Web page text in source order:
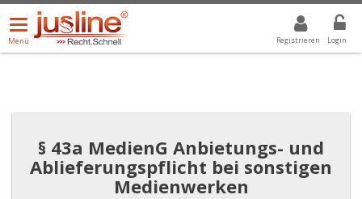
Registrieren Login
Menü
öffnen/schließen
Menü
ALLE DROPDOWN: GEWÄHLTER WERT IST ALLE
§ 43a MedienG Anbietungs- und
Ablieferungspflicht bei sonstigen
Medienwerken